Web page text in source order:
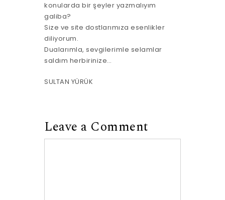
konularda bir şeyler yazmalıyım
galiba?
Size ve site dostlarımıza esenlikler
diliyorum.
Dualarımla, sevgilerimle selamlar
saldım herbirinize…
SULTAN YÜRÜK
Leave a Comment